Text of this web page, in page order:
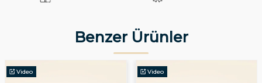
Benzer Ürünler
Video Video